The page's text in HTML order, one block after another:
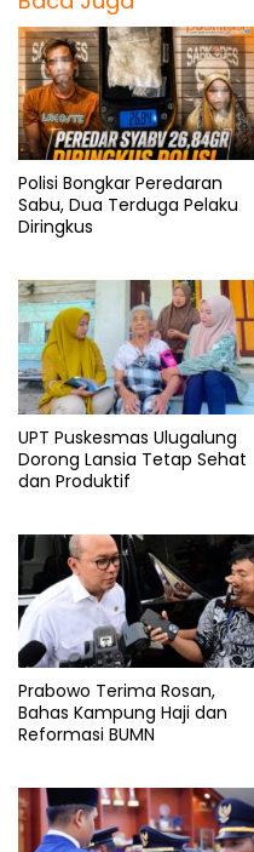
Polisi Bongkar Peredaran
Sabu, Dua Terduga Pelaku
Diringkus
UPT Puskesmas Ulugalung
Dorong Lansia Tetap Sehat
dan Produktif
Prabowo Terima Rosan,
Bahas Kampung Haji dan
Reformasi BUMN